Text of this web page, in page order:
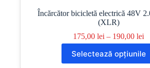
Încărcător bicicletă electrică 48V
(XLR)
175,00lei – 190,00lei
Selectează opțiunile
produs
are